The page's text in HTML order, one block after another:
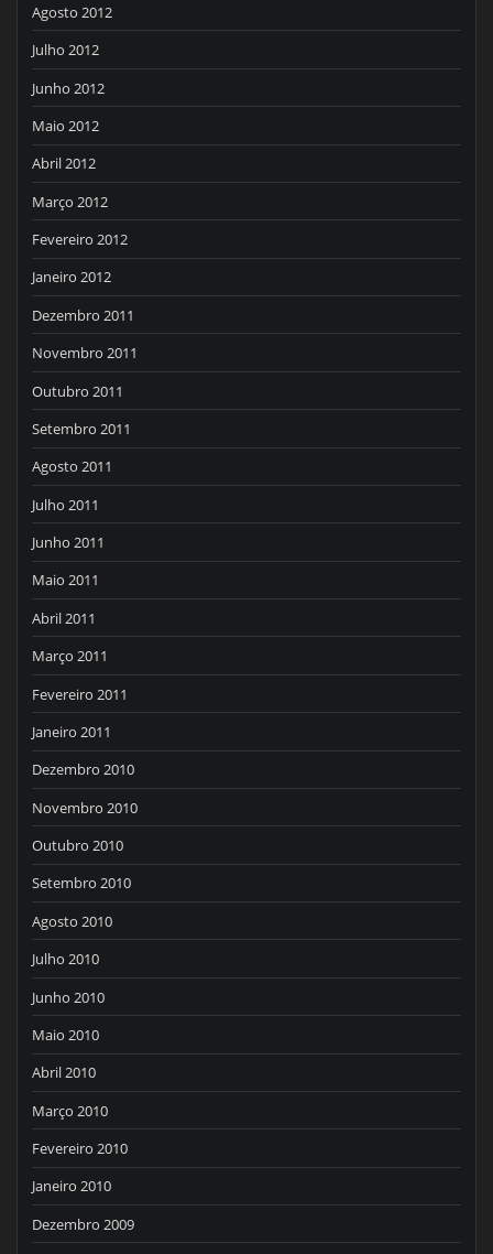
Agosto 2012
Julho 2012
Junho 2012
Maio 2012
Abril 2012
Março 2012
Fevereiro 2012
Janeiro 2012
Dezembro 2011
Novembro 2011
Outubro 2011
Setembro 2011
Agosto 2011
Julho 2011
Junho 2011
Maio 2011
Abril 2011
Março 2011
Fevereiro 2011
Janeiro 2011
Dezembro 2010
Novembro 2010
Outubro 2010
Setembro 2010
Agosto 2010
Julho 2010
Junho 2010
Maio 2010
Abril 2010
Março 2010
Fevereiro 2010
Janeiro 2010
Dezembro 2009